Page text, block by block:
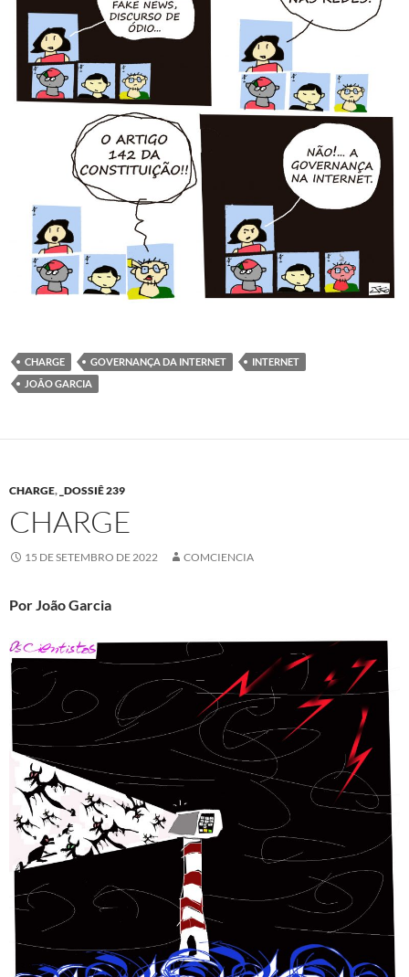
CHARGE GOVERNANÇA DA INTERNET
INTERNET
JOÃO GARCIA
CHARGE, _DOSSIÊ 239
CHARGE
15 DE SETEMBRO DE 2022 COMCIENCIA
Por João Garcia